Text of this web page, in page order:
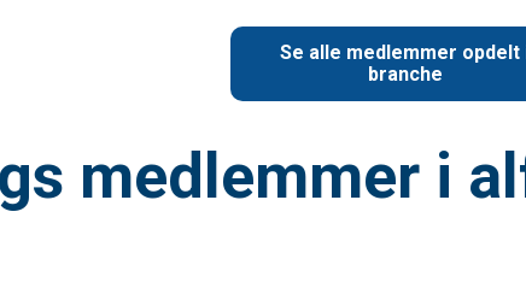
Se alle medlemmer opdelt
branche
medlemmer i